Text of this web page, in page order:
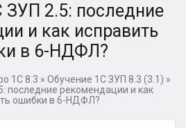
2.5: последние
и как исправить
в 6-НДФЛ?
1С 8.3 » Обучение 1С ЗУП 8.3 (3.1) »
последние рекомендации и как
ошибки в 6-НДФЛ?